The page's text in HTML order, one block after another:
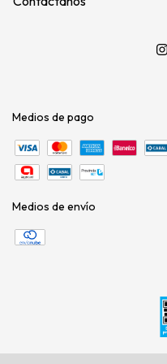
Medios de pago
Medios de envío